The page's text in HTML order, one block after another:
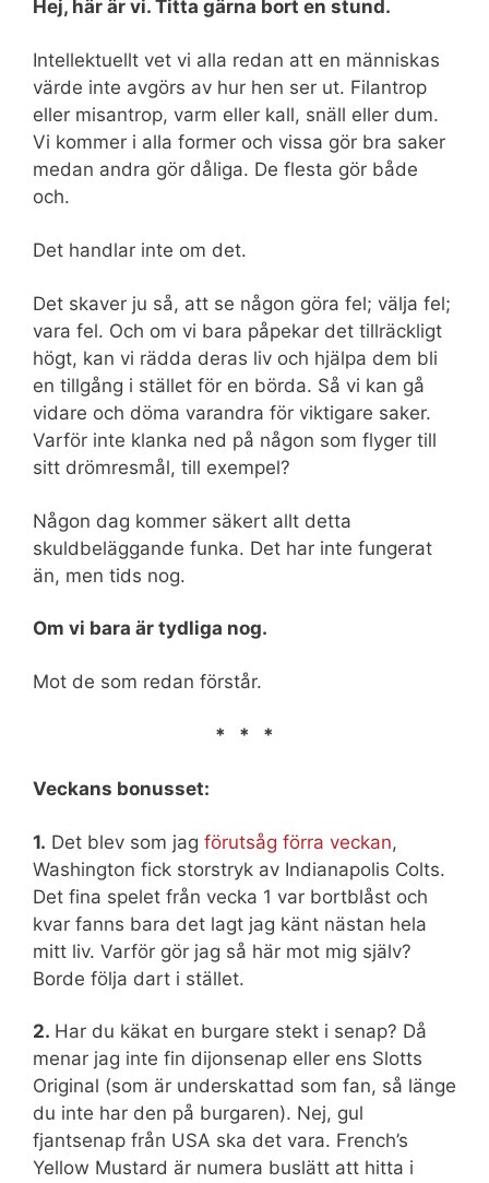
Hej, här är vi. Titta gärna bort en stund.
Intellektuellt vet vi alla redan att en människas
värde inte avgörs av hur hen ser ut. Filantrop
eller misantrop, varm eller kall, snäll eller dum.
Vi kommer i alla former och vissa gör bra saker
medan andra gör dåliga. De flesta gör både
och.
Det handlar inte om det.
Det skaver ju så, att se någon göra fel; välja fel;
vara fel. Och om vi bara påpekar det tillräckligt
högt, kan vi rädda deras liv och hjälpa dem bli
en tillgång i stället för en börda. Så vi kan gå
vidare och döma varandra för viktigare saker.
Varför inte klanka ned på någon som flyger till
sitt drömresmål, till exempel?
Någon dag kommer säkert allt detta
skuldbeläggande funka. Det har inte fungerat
än, men tids nog.
Om vi bara är tydliga nog.
Mot de som redan förstår.
* * *
Veckans bonusset:
1. Det blev som jag förutsåg förra veckan,
Washington fick storstryk av Indianapolis Colts.
Det fina spelet från vecka 1 var bortblåst och
kvar fanns bara det lagt jag känt nästan hela
mitt liv. Varför gör jag så här mot mig själv?
Borde följa dart i stället.
2. Har du käkat en burgare stekt i senap? Då
menar jag inte fin dijonsenap eller ens Slotts
Original (som är underskattad som fan, så länge
du inte har den på burgaren). Nej, gul
fjantsenap från USA ska det vara. French’s
Yellow Mustard är numera buslätt att hitta i